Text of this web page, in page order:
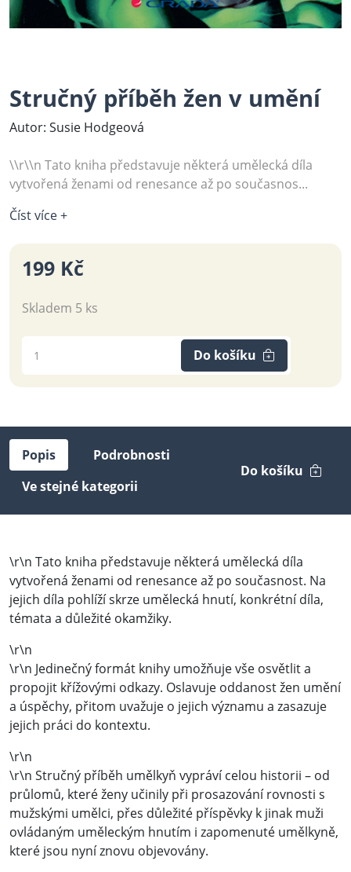
Stručný příběh žen v umění
Autor: Susie Hodgeová
\\r\\n Tato kniha představuje některá umělecká díla
vytvořená ženami od renesance až po současnos...
Číst více +
199 Kč
Skladem 5 ks
Do košíku
Popis
Podrobnosti
Ve stejné kategorii
Do košíku
\r\n Tato kniha představuje některá umělecká díla
vytvořená ženami od renesance až po současnost. Na
jejich díla pohlíží skrze umělecká hnutí, konkrétní díla,
témata a důležité okamžiky.
\r\n
\r\n Jedinečný formát knihy umožňuje vše osvětlit a
propojit křížovými odkazy. Oslavuje oddanost žen umění
a úspěchy, přitom uvažuje o jejich významu a zasazuje
jejich práci do kontextu.
\r\n
\r\n Stručný příběh umělkyň vypráví celou historii – od
průlomů, které ženy učinily při prosazování rovnosti s
mužskými umělci, přes důležité příspěvky k jinak muži
ovládaným uměleckým hnutím i zapomenuté umělkyně,
které jsou nyní znovu objevovány.